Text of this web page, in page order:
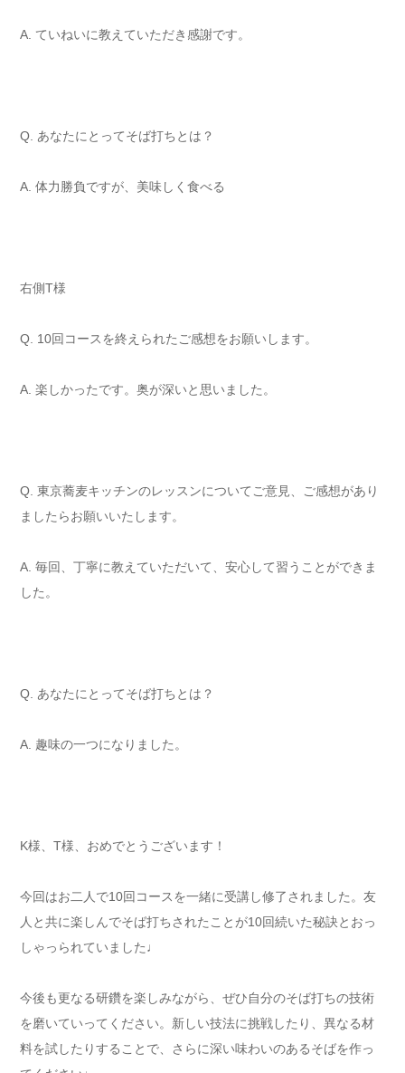
A. ていねいに教えていただき感謝です。
Q. あなたにとってそば打ちとは？
A. 体力勝負ですが、美味しく食べる
右側T様
Q. 10回コースを終えられたご感想をお願いします。
A. 楽しかったです。奥が深いと思いました。
Q. 東京蕎麦キッチンのレッスンについてご意見、ご感想があり
ましたらお願いいたします。
A. 毎回、丁寧に教えていただいて、安心して習うことができま
した。
Q. あなたにとってそば打ちとは？
A. 趣味の一つになりました。
K様、T様、おめでとうございます！
今回はお二人で10回コースを一緒に受講し修了されました。友
人と共に楽しんでそば打ちされたことが10回続いた秘訣とおっ
しゃっられていました♩
今後も更なる研鑽を楽しみながら、ぜひ自分のそば打ちの技術
を磨いていってください。新しい技法に挑戦したり、異なる材
料を試したりすることで、さらに深い味わいのあるそばを作っ